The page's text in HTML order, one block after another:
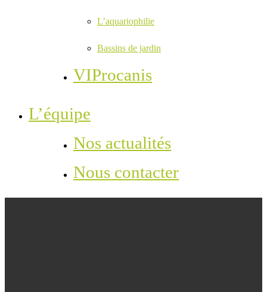
L’aquariophilie
Bassins de jardin
VIProcanis
L’équipe
Nos actualités
Nous contacter